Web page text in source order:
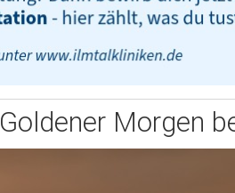
Goldener Morgen